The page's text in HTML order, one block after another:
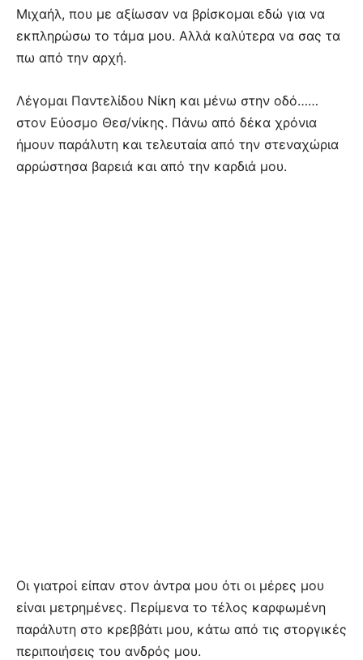
Μιχαήλ, που με αξίωσαν να βρίσκομαι εδώ για να
εκπληρώσω το τάμα μου. Αλλά καλύτερα να σας τα
πω από την αρχή.
Λέγομαι Παντελίδου Νίκη και μένω στην οδό……
στον Εύοσμο Θεσ/νίκης. Πάνω από δέκα χρόνια
ήμουν παράλυτη και τελευταία από την στεναχώρια
αρρώστησα βαρειά και από την καρδιά μου.
Οι γιατροί είπαν στον άντρα μου ότι οι μέρες μου
είναι μετρημένες. Περίμενα το τέλος καρφωμένη
παράλυτη στο κρεββάτι μου, κάτω από τις στοργικές
περιποιήσεις του ανδρός μου.